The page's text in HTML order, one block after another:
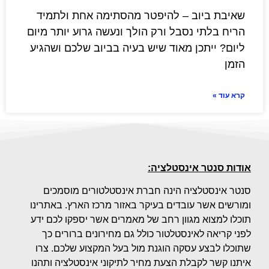
שאיבת ביוב – להיפטר מהסתימה אחת ולתמיד
הריח בלתי נסבל ורק הולך ונעשה גרוע יותר מיום
ליום? ייתכן מאוד שיש בעיה בביוב שלכם ושהגיע
הזמן
קרא עוד »
אודות סנטר אינסטלציה:
סנטר אינסטלציה הינה חברת אינסטלטורים מוסמכים
ומורשים אשר עובדים בעיקר באזור מרכז הארץ. באתרינו
תוכלו למצוא מגוון רחב של מאמרים אשר יספקו לכם ידע
לפני קריאה לאינסטלטור כולל גם מחירונים ברורים כך
שתוכלו לבצע עסקה הוגנת מול בעל המקצוע שלכם. צרו
איתנו קשר לקבלת הצעת מחיר לתיקוני אינסטלציה ותהנו